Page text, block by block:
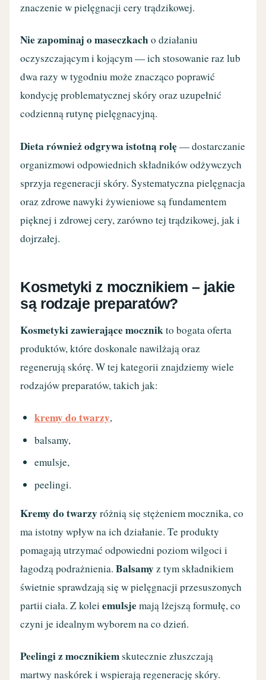
znaczenie w pielęgnacji cery trądzikowej.
Nie zapominaj o maseczkach o działaniu
oczyszczającym i kojącym — ich stosowanie raz lub
dwa razy w tygodniu może znacząco poprawić
kondycję problematycznej skóry oraz uzupełnić
codzienną rutynę pielęgnacyjną.
Dieta również odgrywa istotną rolę— dostarczanie
organizmowi odpowiednich składników odżywczych
sprzyja regeneracji skóry. Systematyczna pielęgnacja
oraz zdrowe nawyki żywieniowe są fundamentem
pięknej i zdrowej cery, zarówno tej trądzikowej, jak i
dojrzałej.
Kosmetyki z mocznikiem – jakie
są rodzaje preparatów?
Kosmetyki zawierające mocznikto bogata oferta
produktów, które doskonale nawilżają oraz
regenerują skórę. W tej kategorii znajdziemy wiele
rodzajów preparatów, takich jak:
kremy do twarzy,
balsamy,
emulsje,
peelingi.
Kremy do twarzyróżnią się stężeniem mocznika, co
ma istotny wpływ na ich działanie. Te produkty
pomagają utrzymać odpowiedni poziom wilgoci i
łagodzą podrażnienia.Balsamyz tym składnikiem
świetnie sprawdzają się w pielęgnacji przesuszonych
partii ciała. Z koleiemulsjemają lżejszą formułę, co
czyni je idealnym wyborem na co dzień.
Peelingi z mocznikiemskutecznie złuszczają
martwy naskórek i wspierają regenerację skóry.